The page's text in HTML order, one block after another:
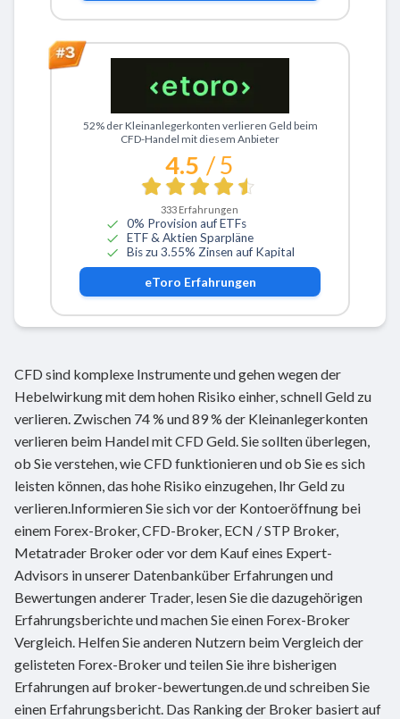
Zu eToro
52% der Kleinanlegerkonten verlieren Geld beim
CFD-Handel mit diesem Anbieter
4.5 / 5
333 Erfahrungen
0% Provision auf ETFs
ETF & Aktien Sparpläne
Bis zu 3.55% Zinsen auf Kapital
eToro Erfahrungen
CFD sind komplexe Instrumente und gehen wegen der
Hebelwirkung mit dem hohen Risiko einher, schnell Geld zu
verlieren. Zwischen 74 % und 89 % der Kleinanlegerkonten
verlieren beim Handel mit CFD Geld. Sie sollten überlegen,
ob Sie verstehen, wie CFD funktionieren und ob Sie es sich
leisten können, das hohe Risiko einzugehen, Ihr Geld zu
verlieren.Informieren Sie sich vor der Kontoeröffnung bei
einem Forex-Broker, CFD-Broker, ECN / STP Broker,
Metatrader Broker oder vor dem Kauf eines Expert-
Advisors in unserer Datenbanküber Erfahrungen und
Bewertungen anderer Trader, lesen Sie die dazugehörigen
Erfahrungsberichte und machen Sie einen Forex-Broker
Vergleich. Helfen Sie anderen Nutzern beim Vergleich der
gelisteten Forex-Broker und teilen Sie ihre bisherigen
Erfahrungen auf broker-bewertungen.de und schreiben Sie
einen Erfahrungsbericht. Das Ranking der Broker basiert auf